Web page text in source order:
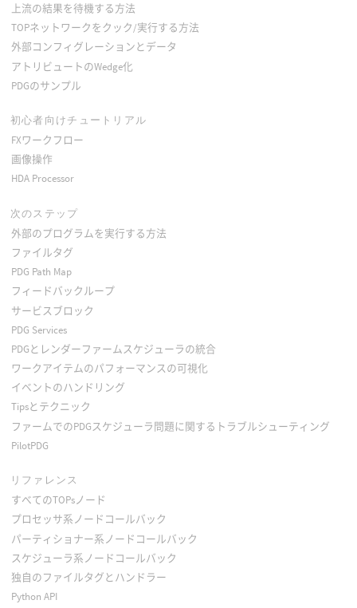
上流の結果を待機する方法
TOPネットワークをクック/実行する方法
外部コンフィグレーションとデータ
アトリビュートのWedge化
PDGのサンプル
初心者向けチュートリアル
FXワークフロー
画像操作
HDA Processor
次のステップ
外部のプログラムを実行する方法
ファイルタグ
PDG Path Map
フィードバックループ
サービスブロック
PDG Services
PDGとレンダーファームスケジューラの統合
ワークアイテムのパフォーマンスの可視化
イベントのハンドリング
Tipsとテクニック
ファームでのPDGスケジューラ問題に関するトラブルシューティング
PilotPDG
リファレンス
すべてのTOPsノード
プロセッサ系ノードコールバック
パーティショナー系ノードコールバック
スケジューラ系ノードコールバック
独自のファイルタグとハンドラー
Python API